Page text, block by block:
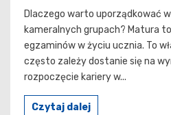
Dlaczego warto uporządkować
kameralnych grupach? Matura
egzaminów w życiu ucznia. To
często zależy dostanie się na
rozpoczęcie kariery w...
Czytaj dalej